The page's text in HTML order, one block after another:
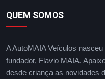
QUEM SOMOS
A AutoMAIA Veículos
fundador, Flavio MAIA.
desde criança as novidades